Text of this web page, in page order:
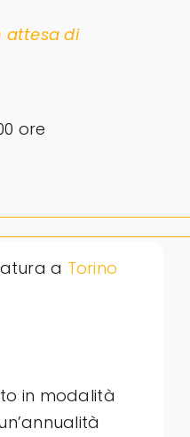
attesa di
ore
a Torino
in modalità